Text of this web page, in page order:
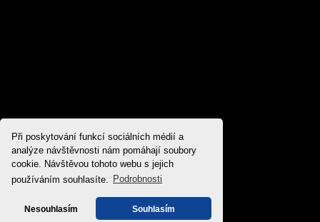
Při poskytování funkcí sociálních médií a
analýze návštěvnosti nám pomáhají soubory
cookie. Návštěvou tohoto webu s jejich
používáním souhlasíte.
Podrobnosti
Nesouhlasím Souhlasím